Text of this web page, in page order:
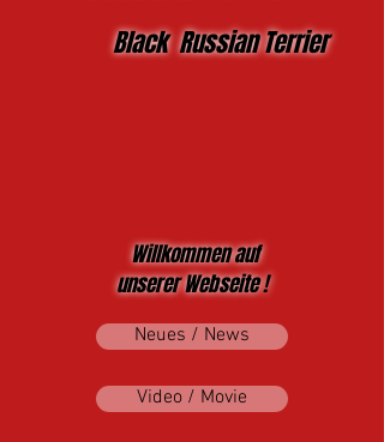
Black Russian Terrier
Willkommen auf
unserer Webseite !
Neues / News
Video / Movie